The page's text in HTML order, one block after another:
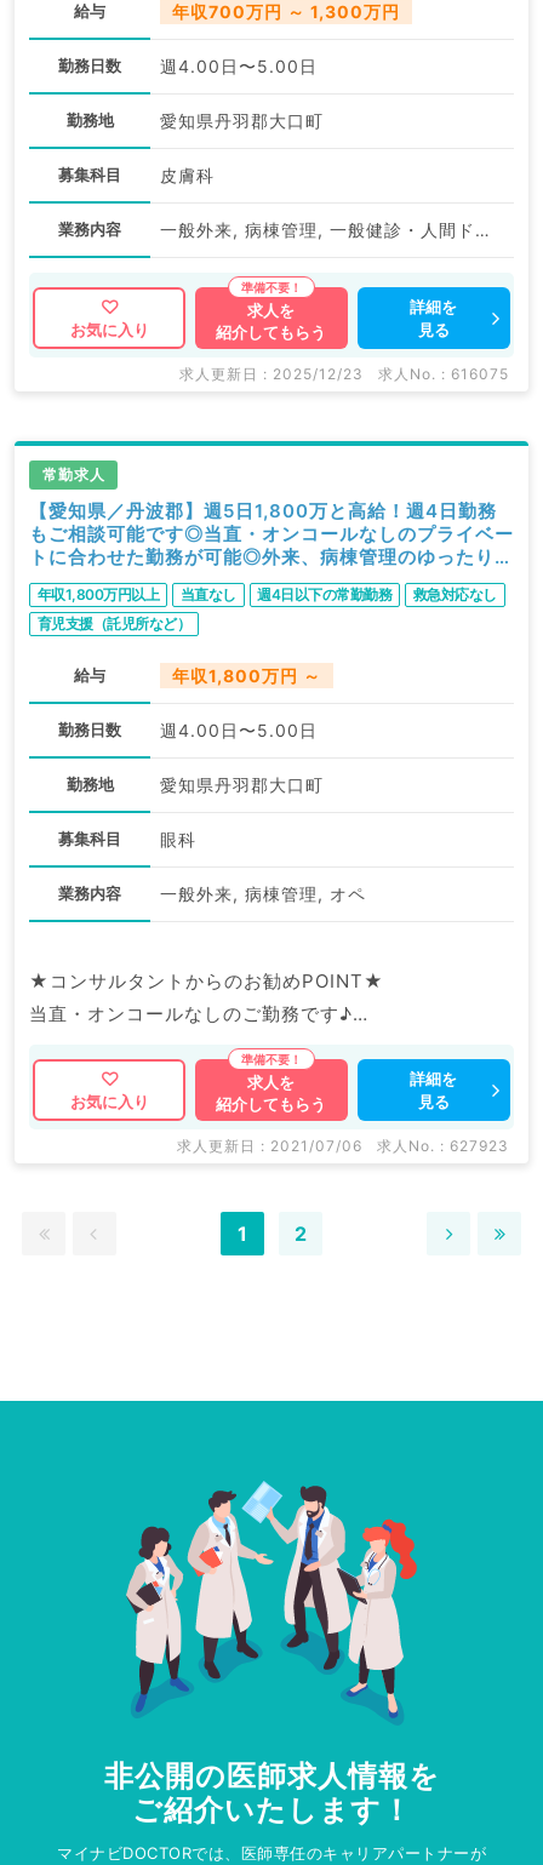
給与 年収700万円 ～ 1,300万円
勤務日数 週4.00日〜5.00日
勤務地 愛知県丹羽郡大口町
募集科目 皮膚科
業務内容 一般外来, 病棟管理, 一般健診・人間ドック
お気に入り
求人を
紹介してもらう
詳細を
見る
求人更新日 : 2025/12/23 求人No. : 616075
常勤求人
【愛知県／丹波郡】週5日1,800万と高給！週4日勤務
もご相談可能です◎当直・オンコールなしのプライベー
トに合わせた勤務が可能◎外来、病棟管理のゆったり勤
務／病院組織拡大中です（眼科／常勤）
年収1,800万円以上 当直なし 週4日以下の常勤勤務
救急対応なし
育児支援（託児所など）
給与 年収1,800万円 ～
勤務日数 週4.00日〜5.00日
勤務地 愛知県丹羽郡大口町
募集科目 眼科
業務内容 一般外来, 病棟管理, オペ
★コンサルタントからのお勧めPOINT★
当直・オンコールなしのご勤務です♪
24時間対応の託児所あり◎小さなお子様のいらっしゃ
る先生も安心して働けます。
マイナビDOCTORでは病院やクリニックなどの医療機
掲載情報以外にも産業医等の企業系求人も多数扱ってい
ます。
お気に入り
求人を
紹介してもらう
詳細を
見る
求人更新日 : 2021/07/06 求人No. : 627923
1 2
非公開の医師求人情報を
ご紹介いたします！
マイナビDOCTORでは、医師専任のキャリアパートナーが